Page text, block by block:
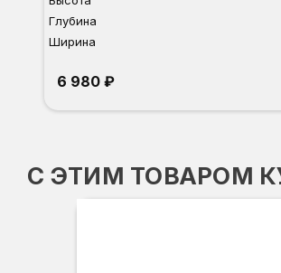
Глубина
Ширина
6 980 ₽
С ЭТИМ ТОВАРОМ